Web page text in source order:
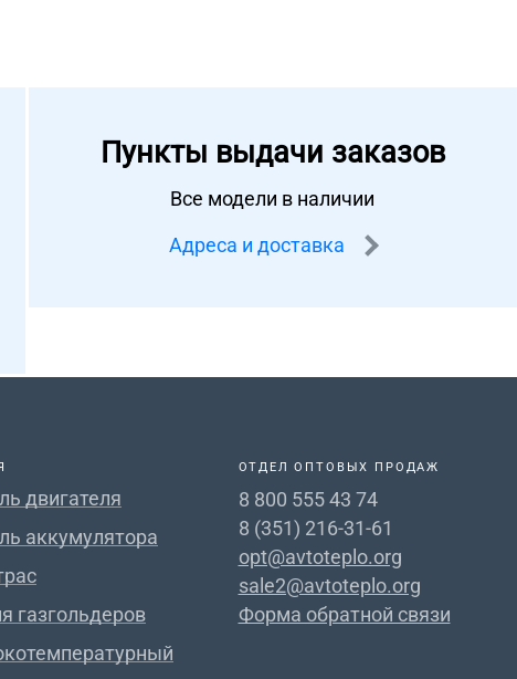
Пункты выдачи заказов
Все модели в наличии
Адреса и доставка
двигателя
аккумулятора
газгольдеров
ОТДЕЛ ОПТОВЫХ ПРОДАЖ
8 800 555 43 74
8 (351) 216-31-61
opt@avtoteplo.org
sale2@avtoteplo.org
Форма обратной связи